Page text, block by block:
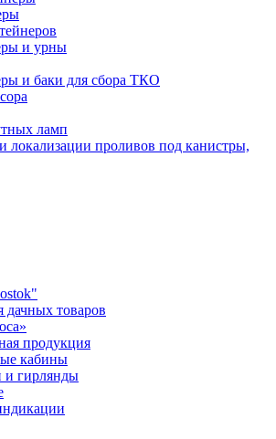
и урны
и баки для сбора ТКО
ламп
локализации проливов под канистры,
товаров
продукция
кабины
и гирлянды